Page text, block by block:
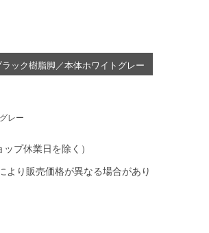
より販売価格が異なる場合があり
プ休業日を除く）
ラック樹脂脚／本体ホワイトグレー
レー